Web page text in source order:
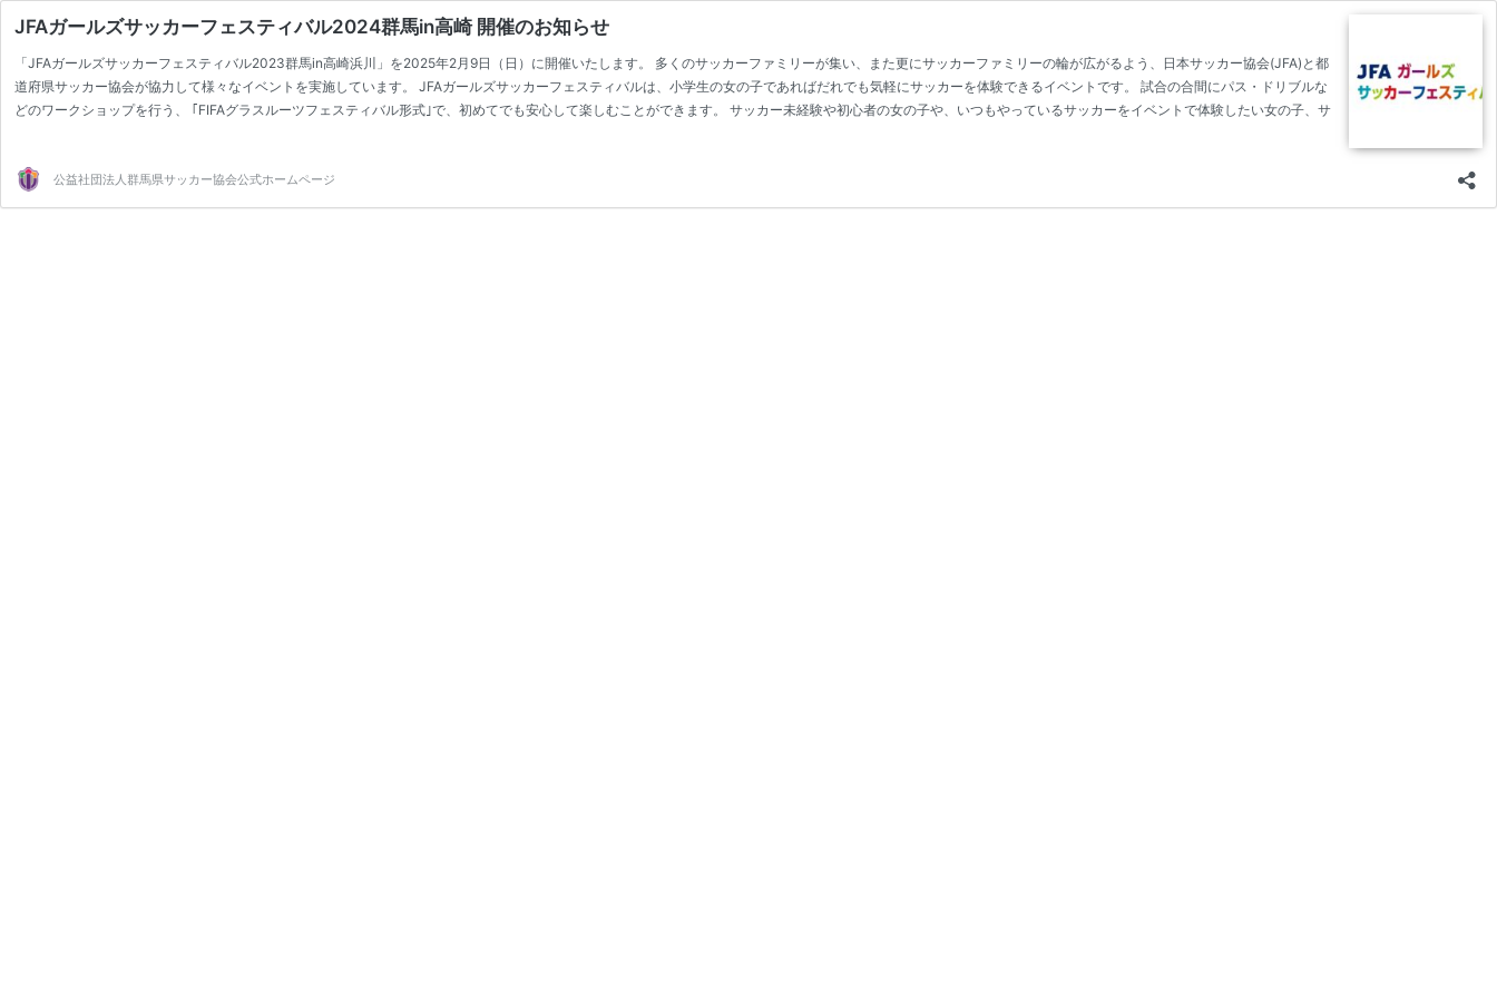
JFAガールズサッカーフェスティバル2024群馬in高崎 開催のお知らせ
「JFAガールズサッカーフェスティバル2023群馬in高崎浜川」を2025年2月9日（日）に開催いたします。 多くのサッカーファミリーが集い、また更にサッカーファミリーの輪が広がるよう、日本サッカー協会(JFA)と都
道府県サッカー協会が協力して様々なイベントを実施しています。 JFAガールズサッカーフェスティバルは、小学生の女の子であればだれでも気軽にサッカーを体験できるイベントです。 試合の合間にパス・ドリブルな
どのワークショップを行う、 ｢FIFAグラスルーツフェスティバル形式｣で、初めてでも安心して楽しむことができます。 サッカー未経験や初心者の女の子や、いつもやっているサッカーをイベントで体験したい女の子、サ
公益社団法人群馬県サッカー協会公式ホームページ